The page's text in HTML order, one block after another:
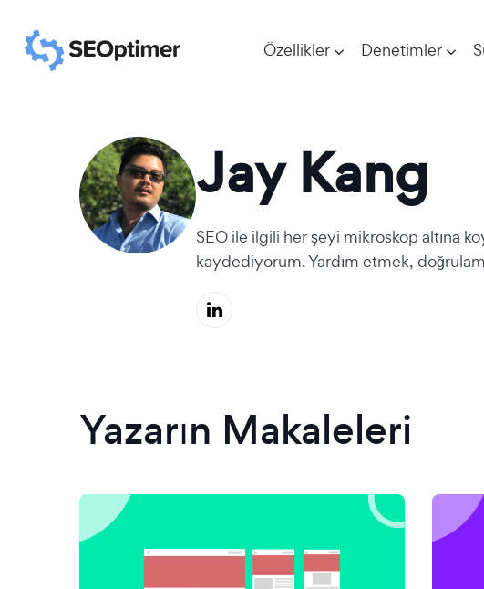
Özellikler Denetimler
Jay Kang
SEO ile ilgili her şeyi mikroskop altına
kaydediyorum. Yardım etmek,
Yazarın Makaleleri